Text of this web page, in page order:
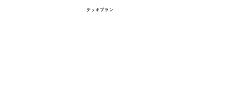
デッキプラン